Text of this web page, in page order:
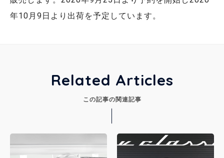
年10月9日より出荷を予定しています。
Related Articles
この記事の関連記事